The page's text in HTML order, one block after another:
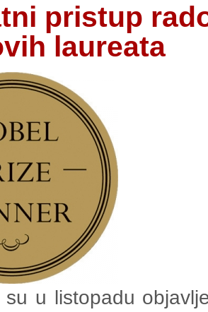
pristup
laureata
su u listopadu